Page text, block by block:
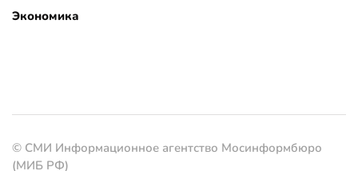
Экономика
© СМИ Информационное агентство Мосинформбюро
(МИБ РФ)